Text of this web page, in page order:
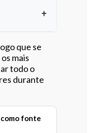
que se
mais
todo o
durante
fonte